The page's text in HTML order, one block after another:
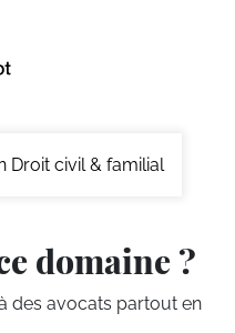
Droit civil & familial
domaine ?
des avocats partout en